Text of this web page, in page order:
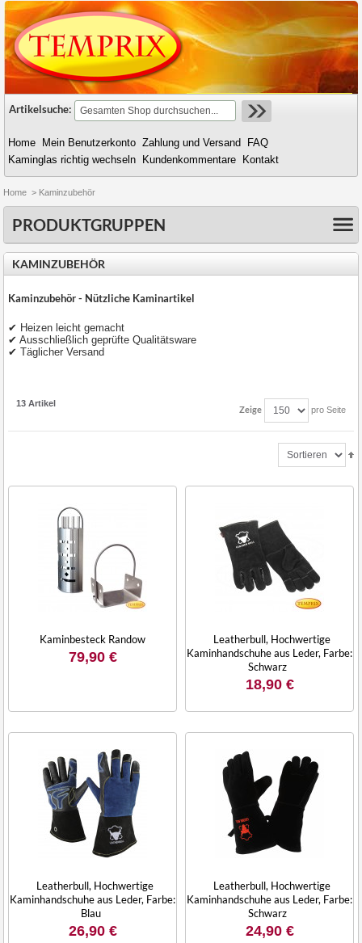
Artikelsuche:
Home Mein Benutzerkonto Zahlung und Versand
FAQ
Kaminglas richtig wechseln
Kundenkommentare Kontakt
Home > Kaminzubehör
PRODUKTGRUPPEN
KAMINZUBEHÖR
Kaminzubehör - Nützliche Kaminartikel
✔ Heizen leicht gemacht
✔ Ausschließlich geprüfte Qualitätsware
✔ Täglicher Versand
13 Artikel
Zeige pro Seite
Kaminbesteck Randow
79,90 €
Leatherbull, Hochwertige
Kaminhandschuhe aus Leder, Farbe:
Schwarz
18,90 €
Leatherbull, Hochwertige
Kaminhandschuhe aus Leder, Farbe:
Blau
26,90 €
Leatherbull, Hochwertige
Kaminhandschuhe aus Leder, Farbe:
Schwarz
24,90 €